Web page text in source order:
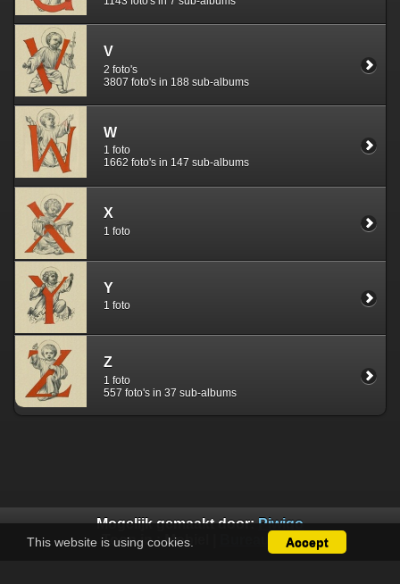
V
2 foto's
3807 foto's in 188 sub-albums
W
1 foto
1662 foto's in 147 sub-albums
X
1 foto
Y
1 foto
Z
1 foto
557 foto's in 37 sub-albums
This website is using cookies. Accept
Mogelijk gemaakt door:Piwigo
Toon in :Mobiel Bureaublad